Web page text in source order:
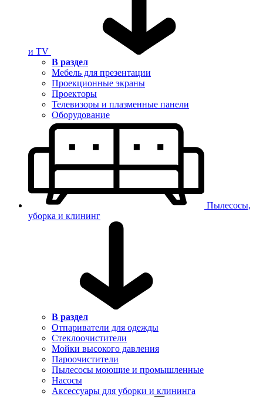
и TV
В раздел
Мебель для презентации
Проекционные экраны
Проекторы
Телевизоры и плазменные панели
Оборудование
Пылесосы,
уборка и клининг
В раздел
Отпариватели для одежды
Стеклоочистители
Мойки высокого давления
Пароочистители
Пылесосы моющие и промышленные
Насосы
Аксессуары для уборки и клининга